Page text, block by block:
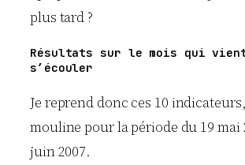
plus tard ?
Résultats sur le mois qui
s’écouler
Je reprend donc ces 10
mouline pour la période du 19 mai
juin 2007.